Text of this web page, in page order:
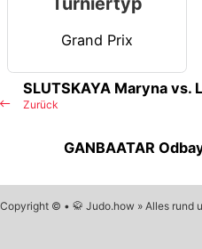
Grand Prix
Zurück
SLUTSKAYA Maryna vs.
GANBAATAR
Copyright © • 🥋 Judo.how » Alles rund